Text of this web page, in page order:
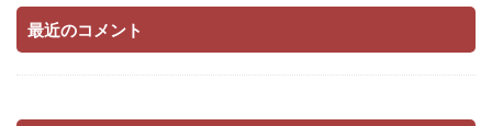
最近のコメント